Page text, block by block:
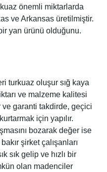
önemli miktarlarda
ve Arkansas üretilmiştir.
yan ürünü olduğunu.
turkuaz oluşur sığ kaya
ve malzeme kalitesi
ve garanti takdirde, geçici
için yapılır.
bozarak değer ise
şirket çalışanları
sık gelip ve hızlı bir
olan madenciler